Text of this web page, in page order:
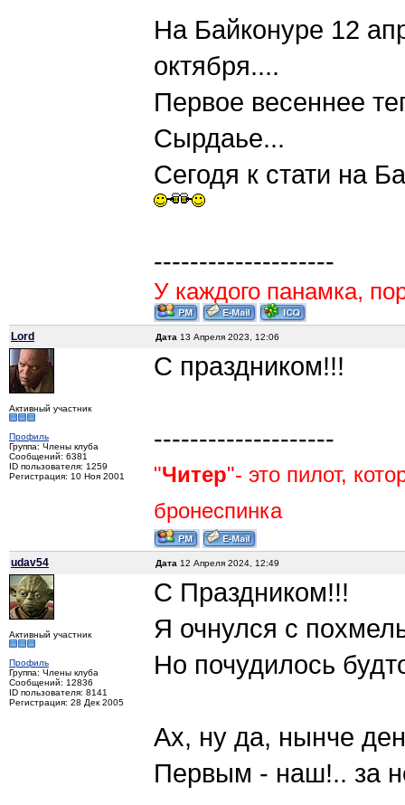
На Байконуре 12
октября....
Первое весеннее
Сырдаье...
Сегодя к стати на
--------------------
У каждого панамка,
Lord Дата 13 Апреля 2023, 12:06
Активный участник
Профиль
Группа: Члены клуба
Сообщений: 6381
ID пользователя: 1259
Регистрация: 10 Ноя 2001
С праздником!!!
--------------------
"Читер"- это пилот,
бронеспинка
udav54 Дата 12 Апреля 2024, 12:49
Активный участник
Профиль
Группа: Члены клуба
Сообщений: 12836
ID пользователя: 8141
Регистрация: 28 Дек 2005
С Праздником!!!
Я очнулся с
Но почудилось
Ах, ну да, нынче
Первым - наш!.. за